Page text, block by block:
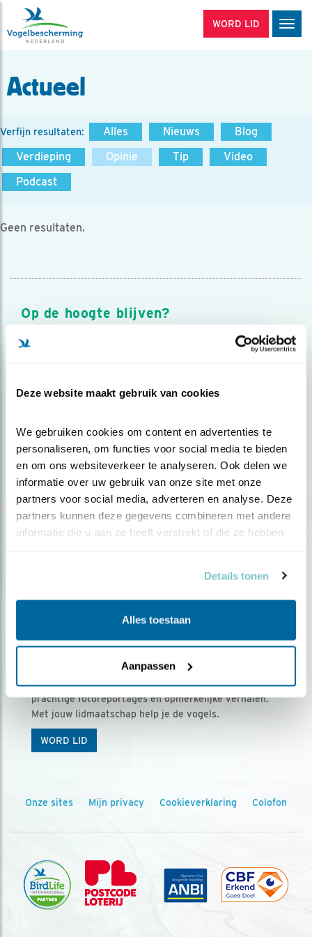
Deze website maakt gebruik van cookies
We gebruiken cookies om content en advertenties te
personaliseren, om functies voor social media te bieden
en om ons websiteverkeer te analyseren. Ook delen we
informatie over uw gebruik van onze site met onze
partners voor social media, adverteren en analyse. Deze
partners kunnen deze gegevens combineren met andere
informatie die u aan ze heeft verstrekt of die ze hebben
Details tonen
Alles toestaan
Aanpassen
WORD LID
Actueel
Verfijn resultaten: Alles Nieuws
Blog
Verdieping
Opinie Tip
Video
Podcast
Geen resultaten.
Op de hoogte blijven?
Meld je aan en ontvang nieuws, inspiratie, acties en tips
over vogels en activiteiten van Vogelbescherming.
Ontvang 5 x Vogels voor € 36,00 per jaar
Vogels is het tijdschrift voor onze leden, met
prachtige fotoreportages en opmerkelijke verhalen.
Met jouw lidmaatschap help je de vogels.
WORD LID
Onze sites Mijn privacy Cookieverklaring Colofon